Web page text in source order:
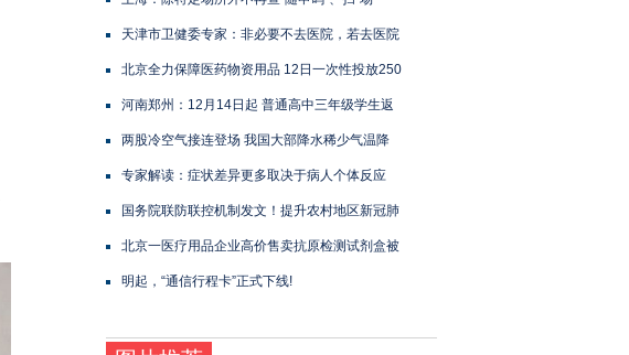
天津市卫健委专家：非必要不去医院，若去医院
北京全力保障医药物资用品 12日一次性投放250
河南郑州：12月14日起 普通高中三年级学生返
两股冷空气接连登场 我国大部降水稀少气温降
专家解读：症状差异更多取决于病人个体反应
国务院联防联控机制发文！提升农村地区新冠肺
北京一医疗用品企业高价售卖抗原检测试剂盒被
明起，“通信行程卡”正式下线!